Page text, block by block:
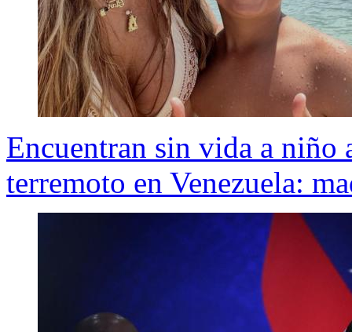
Encuentran sin vida a niño
terremoto en Venezuela: